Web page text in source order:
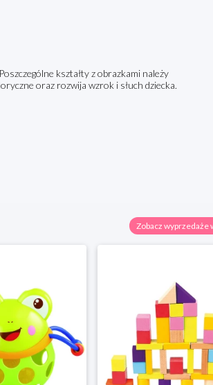
kształty z obrazkami należy
oraz rozwija wzrok i słuch dziecka.
Zobacz wyprzedaże